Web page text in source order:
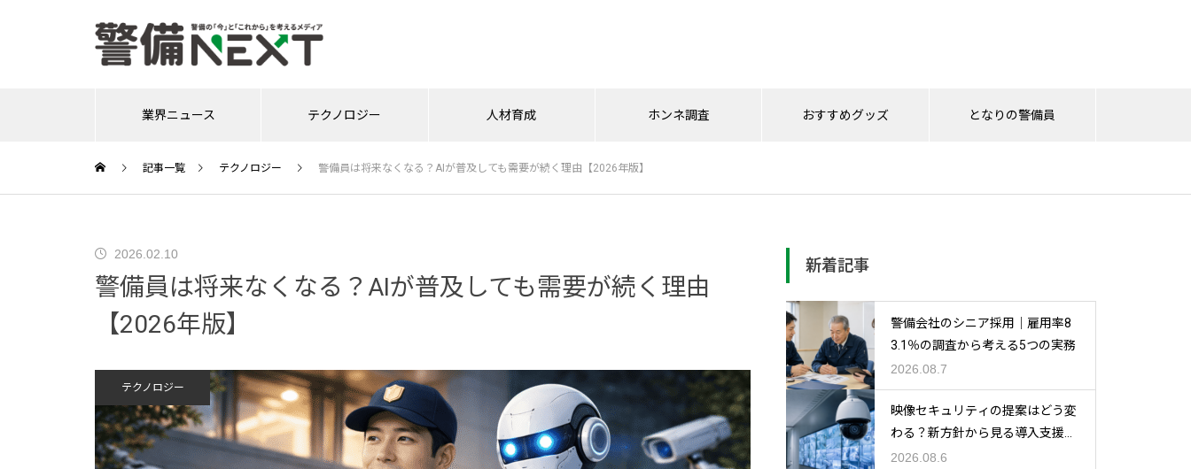
業界ニュース テクノロジー 人材育成 ホンネ調査 おすすめグッズ となりの警備員
業界ニュース
援のポイント
接設定DX
「ALSOKがインシデント対応支
援サービスを開始｜警備会社も
備えたいサイバー攻撃への初動
対応
警備業法改正後に増すコンプラ
イアンスリスク｜行政処分事例
から学ぶ違法派遣・教育違反対
策
警備業務の入札実務ガイド｜仕
様書の読み方・積算・見積作成
のポイント
テクノロジー
現場活用の5つの観点
休憩機能」をリリース
交通誘導警備は“経験”から“デー
タ活用”へ｜DENNOUリサーチが
示す渋滞対策の新しい視点
警備業界でも始まるAI活用｜経
営者が知っておきたい実践例
警備会社の受発注業務をDX｜K
OMAINUの新機能「KOMA ORDE
R」とは
人材育成
いやすい法定教育の進め方
着を実現する方法
警備員研修とは？新任教育・現
任教育の違いと進め方を解説
AI時代に警備員が身につけたい
スキルとは？キャリアアップの
考え方
警備の仕事ってこれからどうな
る？長く安心して働くために知
っておきたい「これからの形」
と「進み方」
ホンネ調査
実務
ぐ生活支援
善
警備会社の離職対策｜健康支援
制度「ある」8割の調査結果か
ら考える隊員定着のヒント
警備員の81.4％が「DXは必要」
直行直帰とスマホ完結が働き
やすさを左右
警備員の約半数が「トイレを我
慢」 現場運用の限界と、人手不
足時代の“回る体制”とは
おすすめグッズ
しで押さえたい実務ポイント
ト・クーリングパッドの選び方
警備現場の熱中症対策は“続けや
すさ”が重要｜2026年夏に考え
たい補給方法と暑さ対策
熱中症対策 2026年｜警備業界
で注目される「遮熱」という新
しい選択肢
警備員の熱中症対策に新たな選
択肢｜保冷剤ベストが注目され
る理由とは
となりの警備員
の選択肢
るために知っておきたいルール
新人警備員のための「敬礼ルー
ル」完全ガイド！角度・姿勢・
タイミングを徹底解説
警備業法で定められた前職調査
と欠格事由を正しく理解しよう
警備員になる前にチェック！入
社時に必要な書類と提出の流れ
を完全解説
記事一覧 テクノロジー 警備員は将来なくなる？AIが普及しても需要が続く理由【2026年版】
2026.02.10
警備員は将来なくなる？AIが普及しても需要が続く理由
【2026年版】
テクノロジー
新着記事
警備会社のシニア採用｜雇用率8
3.1％の調査から考える5つの実務
2026.08.7
映像セキュリティの提案はどう変
わる？新方針から見る導入支援の
ポイント
2026.08.6